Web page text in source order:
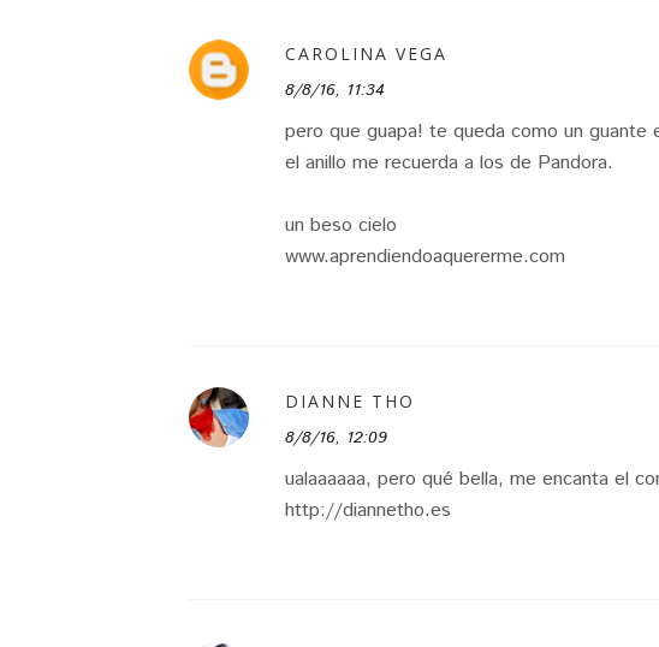
CAROLINA VEGA
8/8/16, 11:34
pero que guapa! te queda como un guante
el anillo me recuerda a los de Pandora.
un beso cielo
www.aprendiendoaquererme.com
DIANNE THO
8/8/16, 12:09
ualaaaaaa, pero qué bella, me encanta el
http://diannetho.es